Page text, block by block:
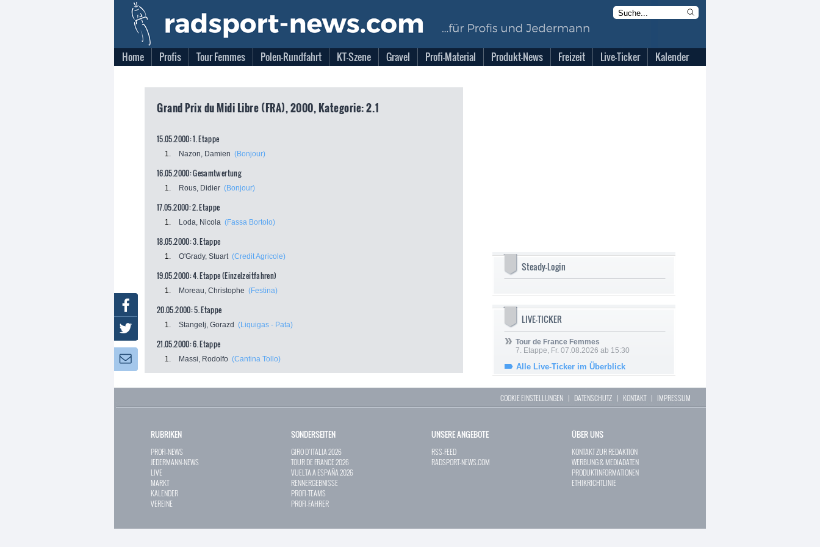
Home Profis Tour Femmes Polen-Rundfahrt KT-Szene Gravel Profi-Material Produkt-News Freizeit Live-Ticker Kalender
Grand Prix du Midi Libre (FRA), 2000, Kategorie: 2.1
15.05.2000: 1. Etappe
1. Nazon, Damien (Bonjour)
16.05.2000: Gesamtwertung
1. Rous, Didier (Bonjour)
17.05.2000: 2. Etappe
1. Loda, Nicola (Fassa Bortolo)
18.05.2000: 3. Etappe
1. O'Grady, Stuart (Credit Agricole)
19.05.2000: 4. Etappe (Einzelzeitfahren)
1. Moreau, Christophe (Festina)
20.05.2000: 5. Etappe
1. Stangelj, Gorazd (Liquigas - Pata)
21.05.2000: 6. Etappe
1. Massi, Rodolfo (Cantina Tollo)
Steady-Login
LIVE-TICKER
Tour de France Femmes
7. Etappe, Fr. 07.08.2026 ab 15:30
Alle Live-Ticker im Überblick
Facebook
Twitter
Newsletter:
COOKIE EINSTELLUNGEN | DATENSCHUTZ | KONTAKT| IMPRESSUM
RUBRIKEN
PROFI-NEWS
JEDERMANN-NEWS
LIVE
MARKT
KALENDER
VEREINE
SONDERSEITEN
GIRO D`ITALIA 2026
TOUR DE FRANCE 2026
VUELTA A ESPAÑA 2026
RENNERGEBNISSE
PROFI-TEAMS
PROFI-FAHRER
UNSERE ANGEBOTE
RSS-FEED
RADSPORT-NEWS.COM
ÜBER UNS
KONTAKT ZUR REDAKTION
WERBUNG & MEDIADATEN
PRODUKTINFORMATIONEN
ETHIKRICHTLINIE